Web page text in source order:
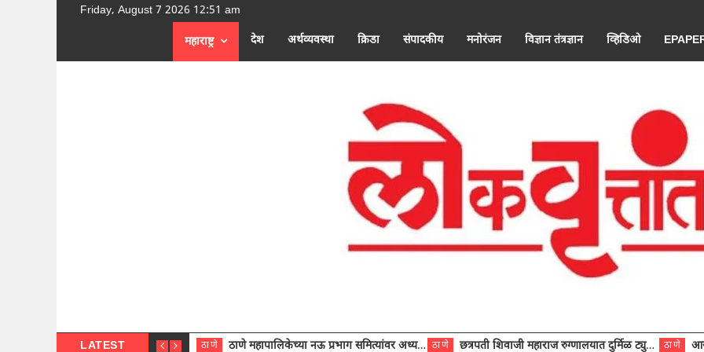
Friday, August 7 2026 12:51 am
महाराष्ट्र देश अर्थव्यवस्था क्रिडा संपादकीय मनोरंजन विज्ञान तंत्रज्ञान व्हिडिओ
LATEST ठाणे ठाणे महापालिकेच्या नऊ प्रभाग समित्यांवर अध्यक्ष विराजमान ठाणे छत्रपती शिवाजी महाराज रुग्णालयात दुर्मिळ ट्युमरची यशस्वी शस्त्रक्रिया ठाणे आरोग्य